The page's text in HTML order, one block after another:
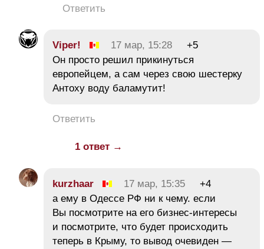
Ответить
Viper! 17 мар, 15:28
+5
Он просто решил прикинуться
европейцем, а сам через свою шестерку
Антоху воду баламутит!
Ответить
1 ответ →
kurzhaar 17 мар, 15:35
+4
а ему в Одессе РФ ни к чему. если
Вы посмотрите на его бизнес-интересы
и посмотрите, что будет происходить
теперь в Крыму, то вывод очевиден —